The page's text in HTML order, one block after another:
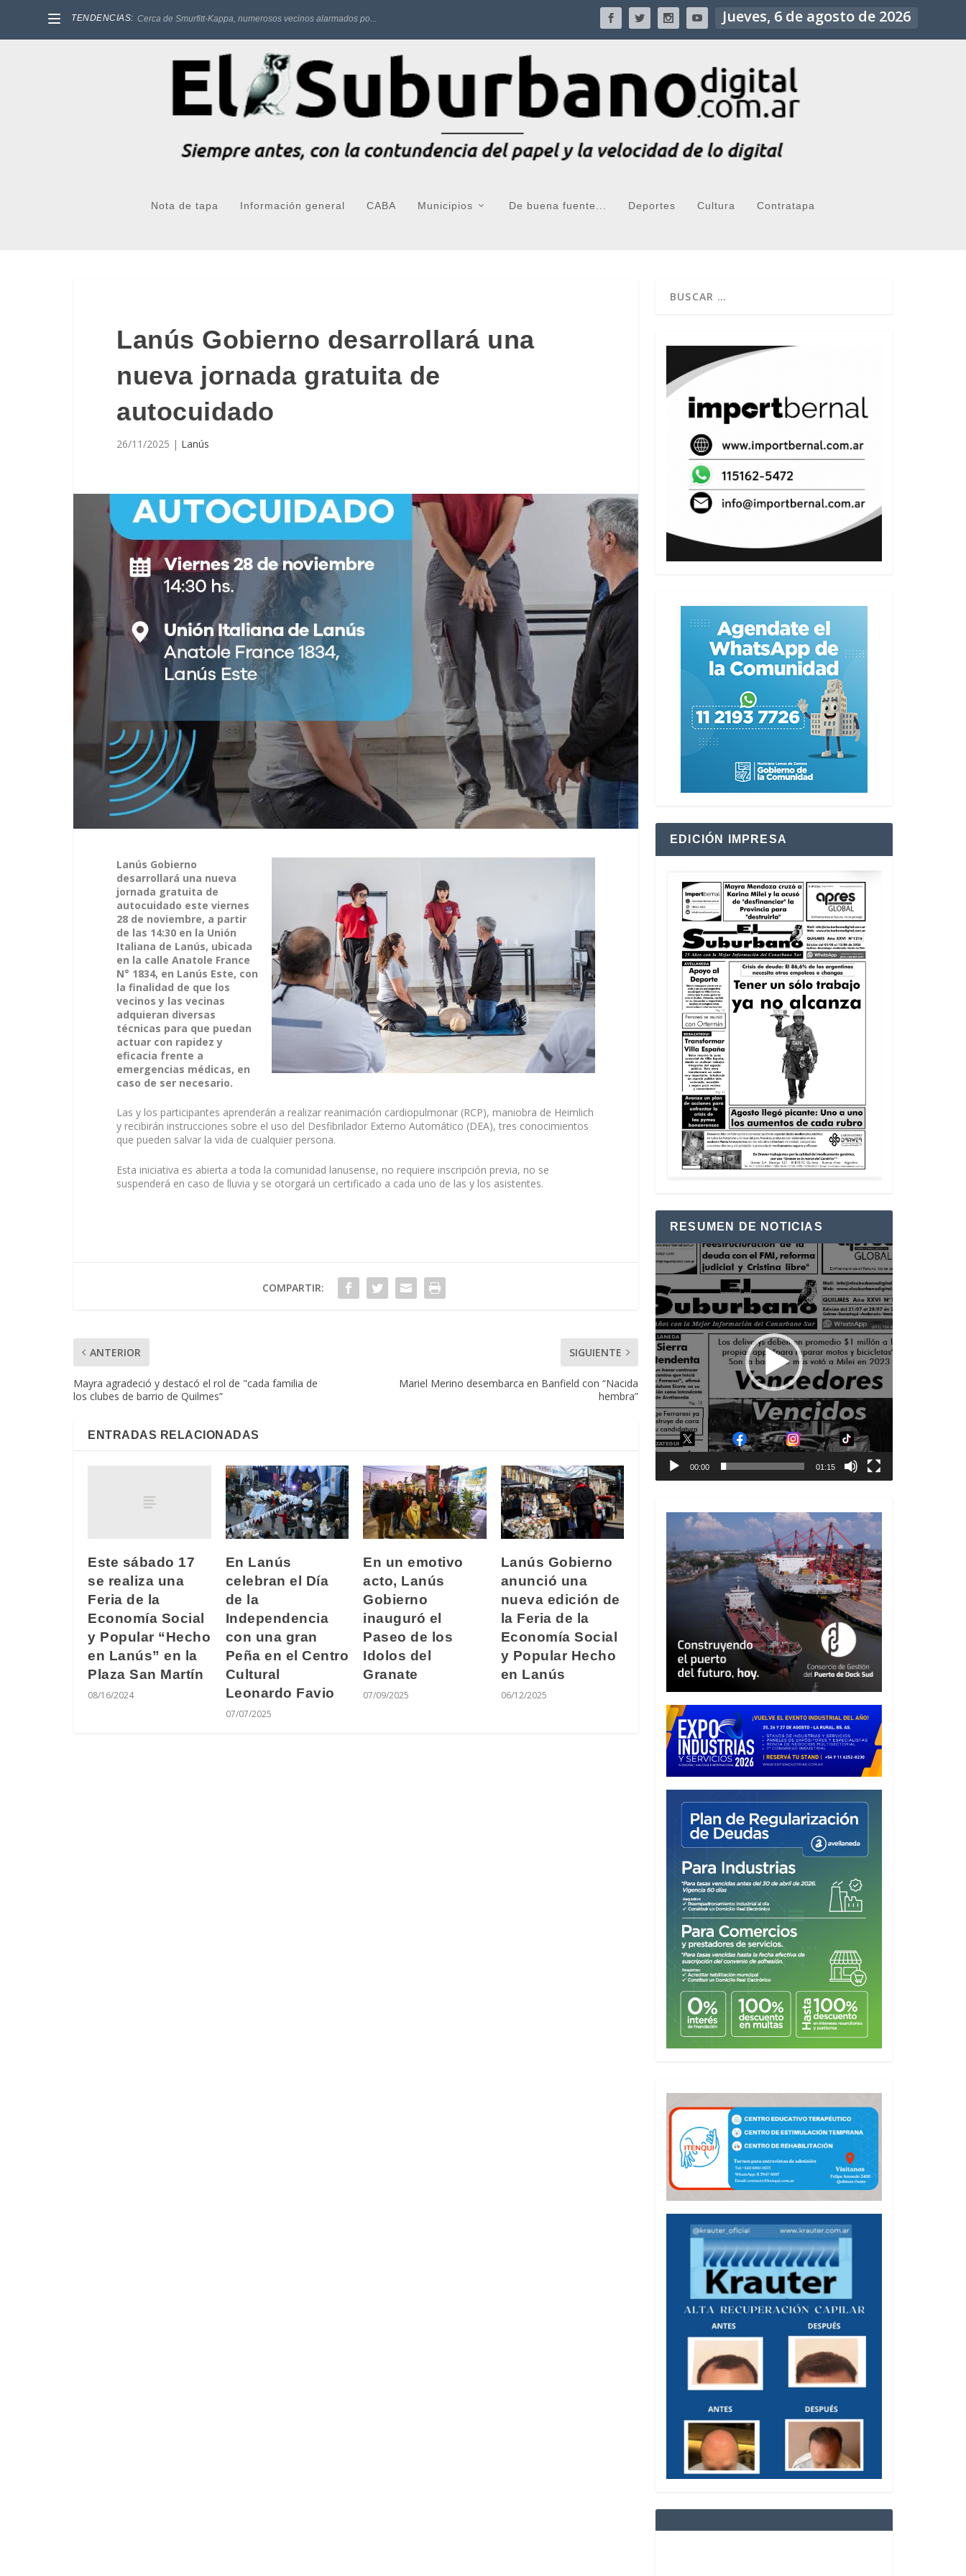
TENDENCIAS: Cerca de Smurfitt-Kappa, numerosos vecinos alarmados po... Jueves, 6 de agosto de 2026
Nota de tapa Información general CABA Municipios De buena fuente... Deportes Cultura Contratapa
Lanús Gobierno desarrollará una
nueva jornada gratuita de
autocuidado
26/11/2025 | Lanús
Lanús Gobierno
desarrollará una nueva
jornada gratuita de
autocuidado este viernes
28 de noviembre, a partir
de las 14:30 en la Unión
Italiana de Lanús, ubicada
en la calle Anatole France
N° 1834, en Lanús Este, con
la finalidad de que los
vecinos y las vecinas
adquieran diversas
técnicas para que puedan
actuar con rapidez y
eficacia frente a
emergencias médicas, en
caso de ser necesario.
Las y los participantes aprenderán a realizar reanimación cardiopulmonar (RCP), maniobra de Heimlich
y recibirán instrucciones sobre el uso del Desfibrilador Externo Automático (DEA), tres conocimientos
que pueden salvar la vida de cualquier persona.
Esta iniciativa es abierta a toda la comunidad lanusense, no requiere inscripción previa, no se
suspenderá en caso de lluvia y se otorgará un certificado a cada uno de las y los asistentes.
COMPARTIR:
ANTERIOR
Mayra agradeció y destacó el rol de "cada familia de
los clubes de barrio de Quilmes”
SIGUIENTE
Mariel Merino desembarca en Banfield con “Nacida
hembra”
ENTRADAS RELACIONADAS
Este sábado 17
se realiza una
Feria de la
Economía Social
y Popular “Hecho
en Lanús” en la
Plaza San Martín
08/16/2024
En Lanús
celebran el Día
de la
Independencia
con una gran
Peña en el Centro
Cultural
Leonardo Favio
07/07/2025
En un emotivo
acto, Lanús
Gobierno
inauguró el
Paseo de los
Idolos del
Granate
07/09/2025
Lanús Gobierno
anunció una
nueva edición de
la Feria de la
Economía Social
y Popular Hecho
en Lanús
06/12/2025
EDICIÓN IMPRESA
RESUMEN DE NOTICIAS
Reproductor
de
vídeo
00:00 01:15